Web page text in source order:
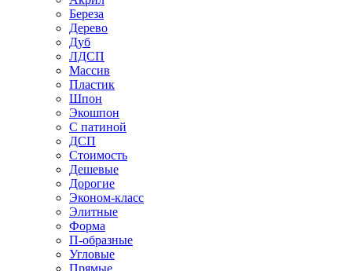
Береза
Дерево
Дуб
ЛДСП
Массив
Пластик
Шпон
Экошпон
С патиной
ДСП
Стоимость
Дешевые
Дорогие
Эконом-класс
Элитные
Форма
П-образные
Угловые
Прямые